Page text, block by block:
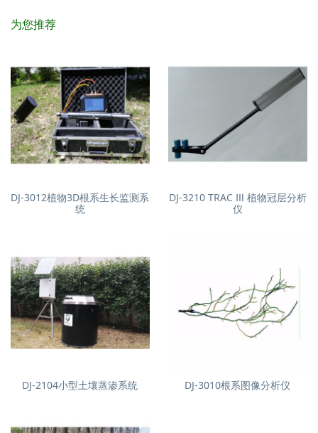
为您推荐
DJ-3012植物3D根系生长监测系
统
DJ-3210 TRAC Ⅲ 植物冠层分析
仪
DJ-2104小型土壤蒸渗系统 DJ-3010根系图像分析仪